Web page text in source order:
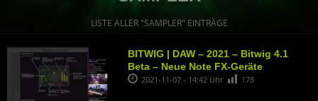
LISTE ALLER "SAMPLER" EINTRÄGE
BITWIG | DAW – 2021 – Bitwig 4.1
Beta – Neue Note FX-Geräte
2021-11-07 - 14:42 Uhr 178